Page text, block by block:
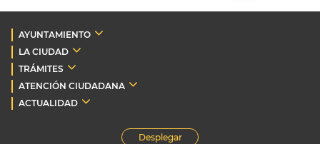
AYUNTAMIENTO
LA CIUDAD
TRÁMITES
ATENCIÓN CIUDADANA
ACTUALIDAD
Desplegar